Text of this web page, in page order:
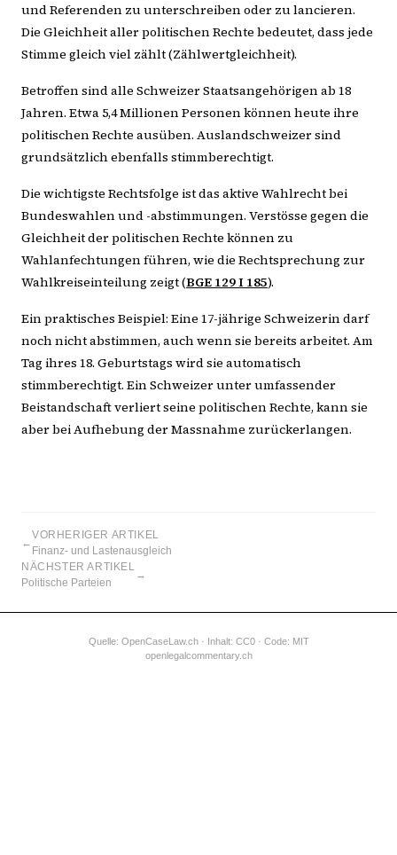
und Referenden zu unterschreiben oder zu lancieren.
Die Gleichheit aller politischen Rechte bedeutet, dass jede
Stimme gleich viel zählt (Zählwertgleichheit).
Betroffen sind alle Schweizer Staatsangehörigen ab 18
Jahren. Etwa 5,4 Millionen Personen können heute ihre
politischen Rechte ausüben. Auslandschweizer sind
grundsätzlich ebenfalls stimmberechtigt.
Die wichtigste Rechtsfolge ist das aktive Wahlrecht bei
Bundeswahlen und -abstimmungen. Verstösse gegen die
Gleichheit der politischen Rechte können zu
Wahlanfechtungen führen, wie die Rechtsprechung zur
Wahlkreiseinteilung zeigt (BGE 129 I 185).
Ein praktisches Beispiel: Eine 17-jährige Schweizerin darf
noch nicht abstimmen, auch wenn sie bereits arbeitet. Am
Tag ihres 18. Geburtstags wird sie automatisch
stimmberechtigt. Ein Schweizer unter umfassender
Beistandschaft verliert seine politischen Rechte, kann sie
aber bei Aufhebung der Massnahme zurückerlangen.
←
VORHERIGER ARTIKEL
Finanz- und Lastenausgleich
NÄCHSTER ARTIKEL
Politische Parteien
→
Quelle: OpenCaseLaw.ch· Inhalt: CC0 · Code: MIT
openlegalcommentary.ch